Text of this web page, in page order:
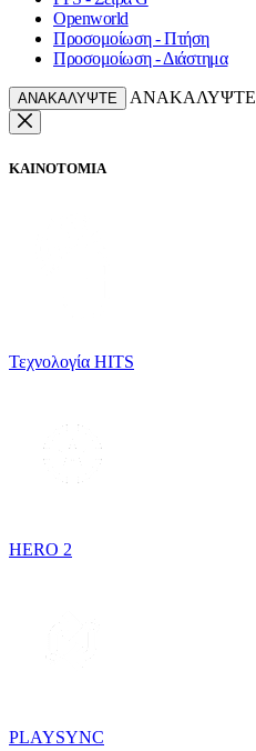
Openworld
Προσομοίωση - Πτήση
Προσομοίωση - Διάστημα
ΑΝΑΚΑΛΥΨΤΕ ΑΝΑΚΑΛΥΨΤΕ
ΚΑΙΝΟΤΟΜΙΑ
Τεχνολογία HITS
HERO 2
PLAYSYNC